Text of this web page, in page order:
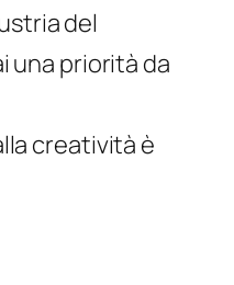
del
una priorità da
creatività è